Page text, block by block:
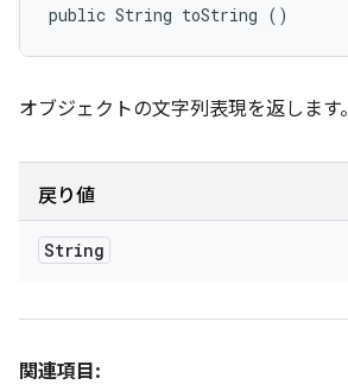
public String toString ()
オブジェクトの文字列表現を返します。
戻り値
String
関連項目: